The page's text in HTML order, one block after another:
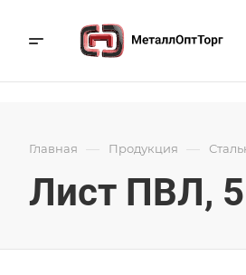
Главная — Продукция —
Лист ПВЛ,